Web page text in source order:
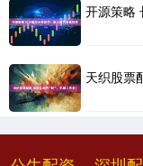
开源策略
天织股票